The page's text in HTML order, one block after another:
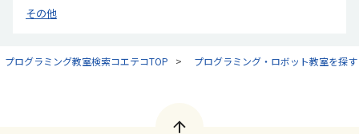
その他
プログラミング教室検索コエテコTOP プログラミング・ロボット教室を探す